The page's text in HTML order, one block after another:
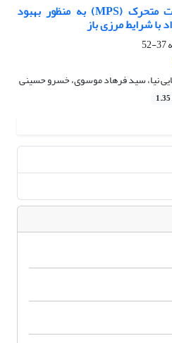
توسعه روش نیمه‌ضمنی ذرات متحرک (MPS) به منظور بهبود
شرایط مرزی باز
37-52
نیا، سید فرهاد موسوی، خسرو حسینی